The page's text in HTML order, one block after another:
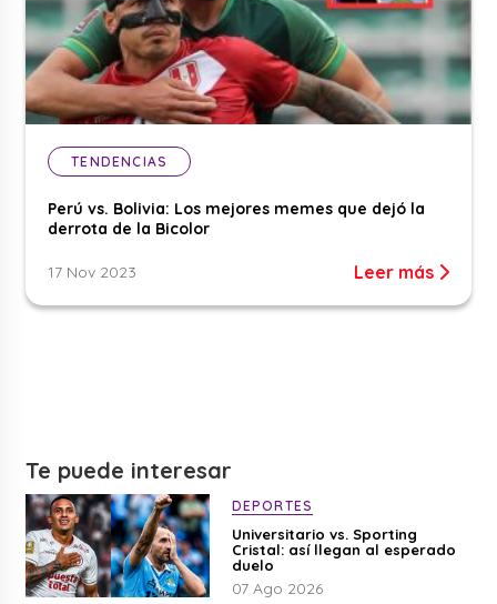
TENDENCIAS
Perú vs. Bolivia: Los mejores memes que dejó la
derrota de la Bicolor
17 Nov 2023 Leer más
Te puede interesar
DEPORTES
Universitario vs. Sporting
Cristal: así llegan al esperado
duelo
07 Ago 2026